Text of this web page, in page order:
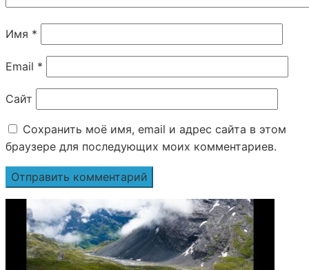
Имя *
Email *
Сайт
Сохранить моё имя, email и адрес сайта в этом
браузере для последующих моих комментариев.